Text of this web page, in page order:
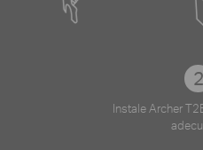
2
Instale Archer